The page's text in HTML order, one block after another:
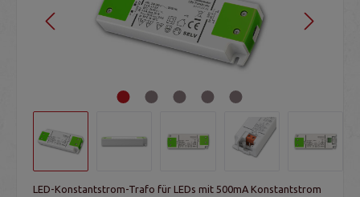
LED-Konstantstrom-Trafo für LEDs mit 500mA Konstantstrom